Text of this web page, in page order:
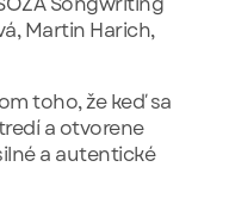
Martin Harich,
toho, že keď sa
a otvorene
a autentické